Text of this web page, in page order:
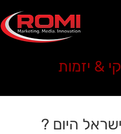
& יזמות
היום ?